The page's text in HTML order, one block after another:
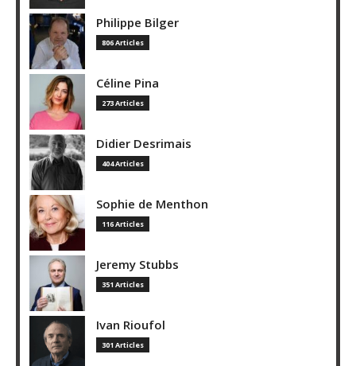
Philippe Bilger
806 Articles
Céline Pina
273 Articles
Didier Desrimais
404 Articles
Sophie de Menthon
116 Articles
Jeremy Stubbs
351 Articles
Ivan Rioufol
301 Articles